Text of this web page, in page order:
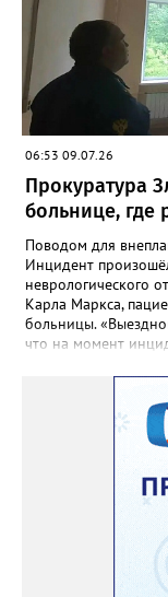
потребовалась.
06:53 09.07.26
Прокуратура
больнице, где
Поводом для
Инцидент
неврологического
Карла Маркса,
больницы.
что на момент
работ. Причиной
явилось
сообщили в
прокуратурой
требований
должностными
мер прокурорского